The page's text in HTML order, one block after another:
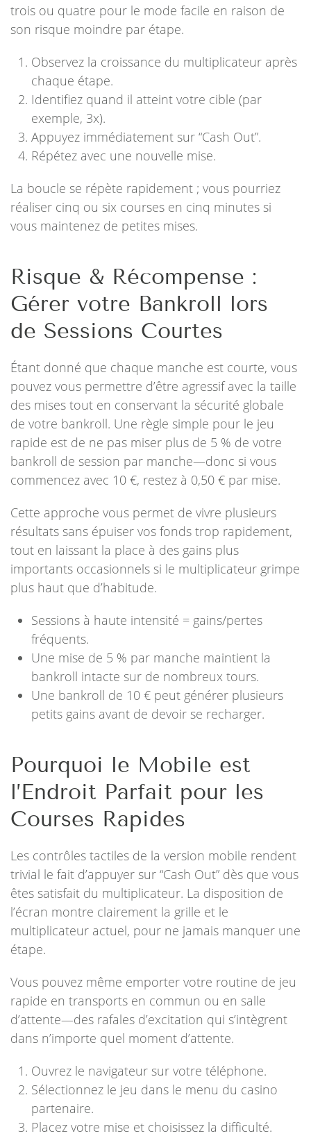
trois ou quatre pour le mode facile en raison de
son risque moindre par étape.
Observez la croissance du multiplicateur après
chaque étape.
Identifiez quand il atteint votre cible (par
exemple, 3x).
Appuyez immédiatement sur “Cash Out”.
Répétez avec une nouvelle mise.
La boucle se répète rapidement ; vous pourriez
réaliser cinq ou six courses en cinq minutes si
vous maintenez de petites mises.
Risque & Récompense :
Gérer votre Bankroll lors
de Sessions Courtes
Étant donné que chaque manche est courte, vous
pouvez vous permettre d’être agressif avec la taille
des mises tout en conservant la sécurité globale
de votre bankroll. Une règle simple pour le jeu
rapide est de ne pas miser plus de 5 % de votre
bankroll de session par manche—donc si vous
commencez avec 10 €, restez à 0,50 € par mise.
Cette approche vous permet de vivre plusieurs
résultats sans épuiser vos fonds trop rapidement,
tout en laissant la place à des gains plus
importants occasionnels si le multiplicateur grimpe
plus haut que d’habitude.
Sessions à haute intensité = gains/pertes
fréquents.
Une mise de 5 % par manche maintient la
bankroll intacte sur de nombreux tours.
Une bankroll de 10 € peut générer plusieurs
petits gains avant de devoir se recharger.
Pourquoi le Mobile est
l’Endroit Parfait pour les
Courses Rapides
Les contrôles tactiles de la version mobile rendent
trivial le fait d’appuyer sur “Cash Out” dès que vous
êtes satisfait du multiplicateur. La disposition de
l’écran montre clairement la grille et le
multiplicateur actuel, pour ne jamais manquer une
étape.
Vous pouvez même emporter votre routine de jeu
rapide en transports en commun ou en salle
d’attente—des rafales d’excitation qui s’intègrent
dans n’importe quel moment d’attente.
Ouvrez le navigateur sur votre téléphone.
Sélectionnez le jeu dans le menu du casino
partenaire.
Placez votre mise et choisissez la difficulté.